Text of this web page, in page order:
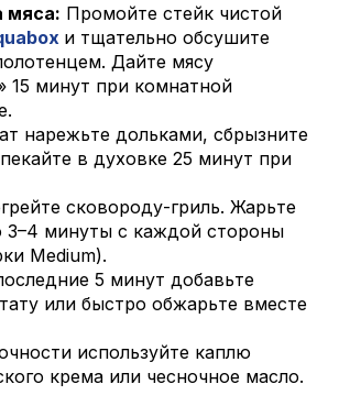
мяса: Промойте стейк чистой
и тщательно обсушите
Дайте мясу
15 минут при комнатной
нарежьте дольками, сбрызните
в духовке 25 минут при
сковороду-гриль. Жарьте
3–4 минуты с каждой стороны
Medium).
5 минут добавьте
или быстро обжарьте вместе
используйте каплю
крема или чесночное масло.